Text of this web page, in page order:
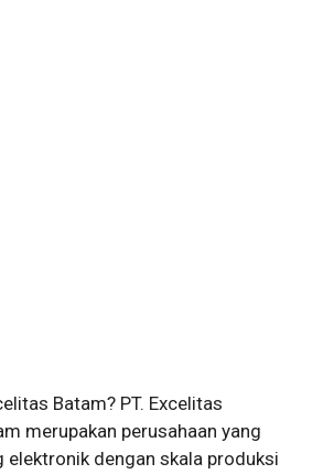
Batam? PT. Excelitas
merupakan perusahaan yang
elektronik dengan skala produksi